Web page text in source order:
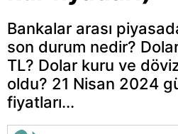
Bankalar arası
son durum nedir?
TL? Dolar kuru ve
oldu? 21 Nisan 2024
fiyatları...